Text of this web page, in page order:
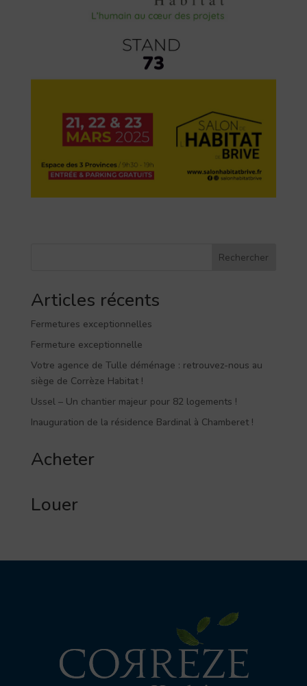
Rechercher
Articles récents
Fermetures exceptionnelles
Fermeture exceptionnelle
Votre agence de Tulle déménage : retrouvez-nous au
siège de Corrèze Habitat !
Ussel – Un chantier majeur pour 82 logements !
Inauguration de la résidence Bardinal à Chamberet !
Acheter
Louer